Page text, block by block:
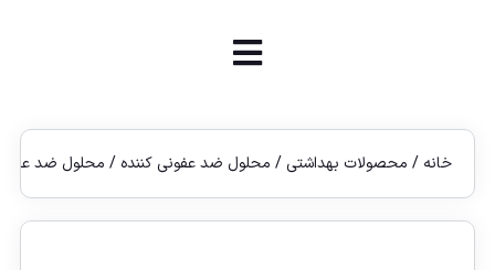
خانه / محصولات بهداشتی / محلول ضد عفونی کننده / محلول ضد عفونی